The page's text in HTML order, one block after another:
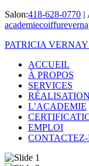
Salon:418-628-0770 |
PATRICIA
ACCUEIL
À PROPOS
SERVICES
L’ACADEMIE
EMPLOI